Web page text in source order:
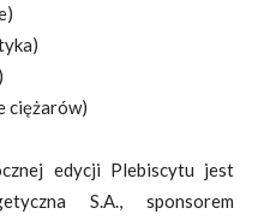
ciężarów)
edycji Plebiscytu jest
S.A., sponsorem